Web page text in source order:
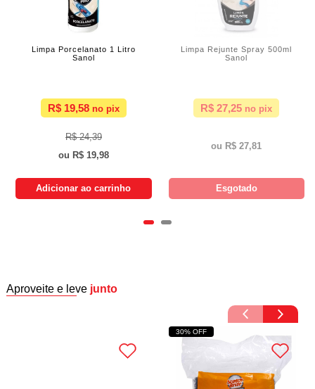
Limpa Porcelanato 1 Litro
Sanol
R$ 19,58
R$ 24,39
R$ 19,98
Adicionar ao carrinho
Limpa Rejunte Spray 500ml
Sanol
R$ 27,25
R$ 27,81
Esgotado
Aproveite e leve junto
30% OFF